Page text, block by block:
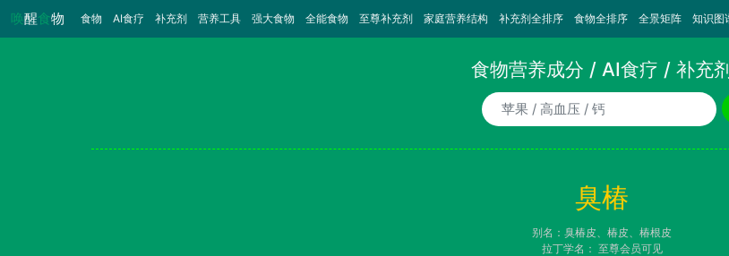
唤醒食物 食物 （当前）
AI食疗 补充剂 营养工具 强大食物 全能食物 至尊补充剂 家庭营养结构 补充剂全排序 食物全排序 全景矩阵 知识图
食物营养成分 / AI食疗 / 补充
食物/AI食疗诉求/补充剂名称
臭椿
别名：臭椿皮、椿皮、椿根皮
拉丁学名： 至尊会员可见